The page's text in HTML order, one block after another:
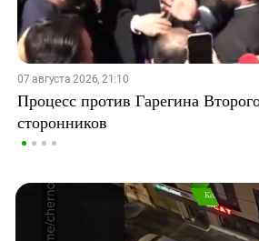
07 августа 2026, 21:10
Процесс против Гарегина
сторонников